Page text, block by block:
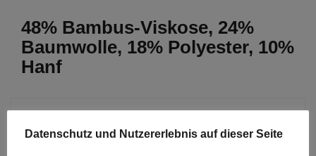
48% Bambus-Viskose, 24%
Baumwolle, 18% Polyester, 10%
Hanf
Datenschutz und Nutzererlebnis auf dieser Seite